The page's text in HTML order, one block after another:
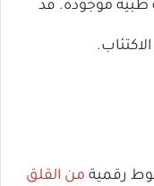
طبية موجودة. قد
رقمية من القلق